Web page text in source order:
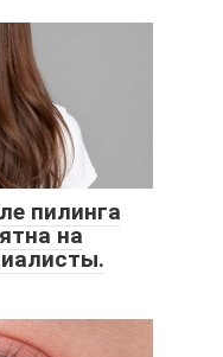
пилинга
на